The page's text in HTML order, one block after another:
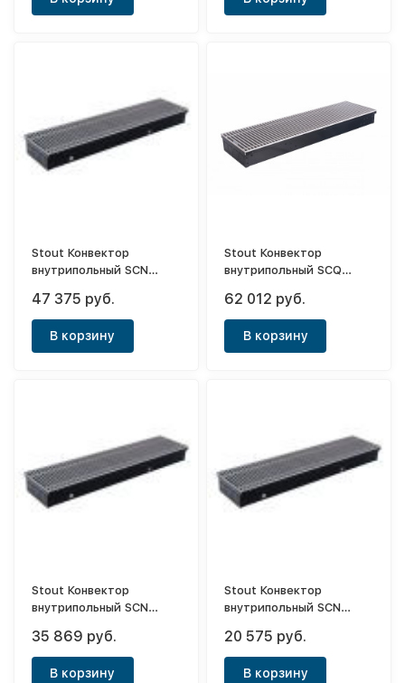
Stout Конвектор
внутрипольный SCN
естественной
конвекцией)
47 375 руб.
В корзину
Stout Конвектор
внутрипольный SCQ
принудительной
конвекцией)
62 012 руб.
В корзину
Stout Конвектор
внутрипольный SCN
естественной
конвекцией)
35 869 руб.
В корзину
Stout Конвектор
внутрипольный SCN
естественной
конвекцией)
20 575 руб.
В корзину